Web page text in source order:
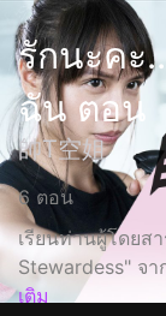
รักนะคะ
ฉัน ตอน
帥T空姐
6 ตอน
เรียนท่านผู้โดยส
Stewardess" จา
เติม